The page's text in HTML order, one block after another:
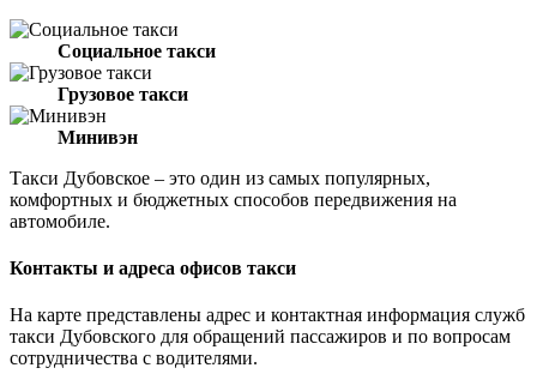
Социальное такси
Грузовое такси
Минивэн
Такси Дубовское – это один из самых популярных,
комфортных и бюджетных способов передвижения на
автомобиле.
Контакты и адреса офисов такси
На карте представлены адрес и контактная информация служб
такси Дубовского для обращений пассажиров и по вопросам
сотрудничества с водителями.